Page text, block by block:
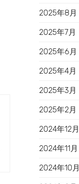
2025年8月
2025年7月
2025年6月
2025年4月
2025年3月
2025年2月
2024年12月
2024年11月
2024年10月